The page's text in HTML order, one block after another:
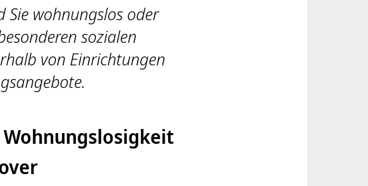
Sie wohnungslos oder
sozialen
von Einrichtungen